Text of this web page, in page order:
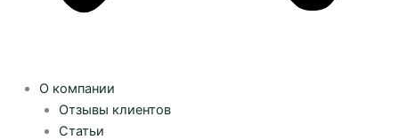
О компании
Отзывы клиентов
Статьи